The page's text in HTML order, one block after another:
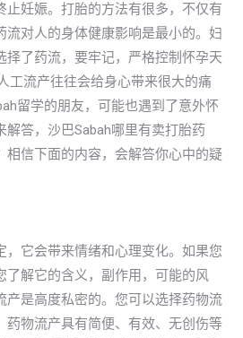
止妊娠。打胎的方法有很多，不仅有
流对人的身体健康影响是最小的。妇
择了药流，要牢记，严格控制怀孕天
工流产往往会给身心带来很大的痛
留学的朋友，可能也遇到了意外怀
答，沙巴Sabah哪里有卖打胎药
相信下面的内容，会解答你心中的疑
，它会带来情绪和心理变化。如果您
了解它的含义，副作用，可能的风
产是高度私密的。您可以选择药物流
药物流产具有简便、有效、无创伤等